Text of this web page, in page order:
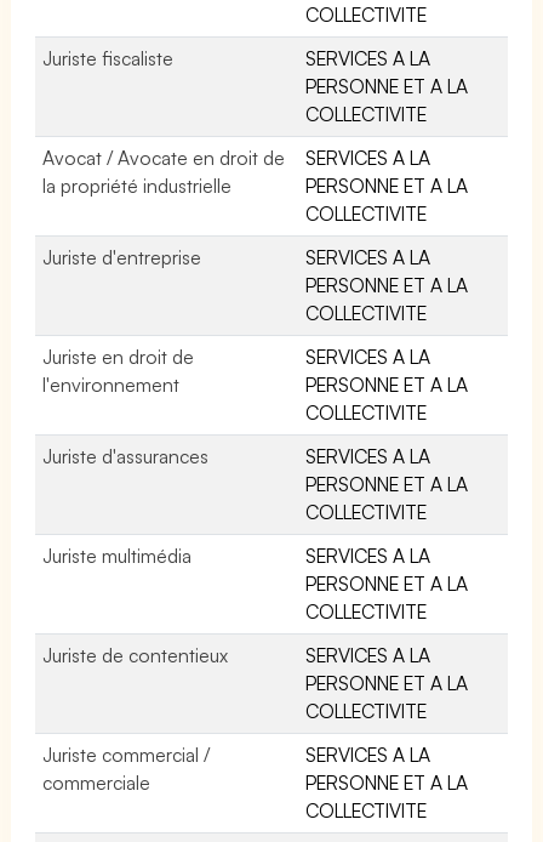
COLLECTIVITE
Juriste fiscaliste
SERVICES A LA
PERSONNE ET A LA
COLLECTIVITE
Avocat / Avocate en droit de
la propriété industrielle
SERVICES A LA
PERSONNE ET A LA
COLLECTIVITE
Juriste d'entreprise
SERVICES A LA
PERSONNE ET A LA
COLLECTIVITE
Juriste en droit de
l'environnement
SERVICES A LA
PERSONNE ET A LA
COLLECTIVITE
Juriste d'assurances
SERVICES A LA
PERSONNE ET A LA
COLLECTIVITE
Juriste multimédia
SERVICES A LA
PERSONNE ET A LA
COLLECTIVITE
Juriste de contentieux
SERVICES A LA
PERSONNE ET A LA
COLLECTIVITE
Juriste commercial /
commerciale
SERVICES A LA
PERSONNE ET A LA
COLLECTIVITE